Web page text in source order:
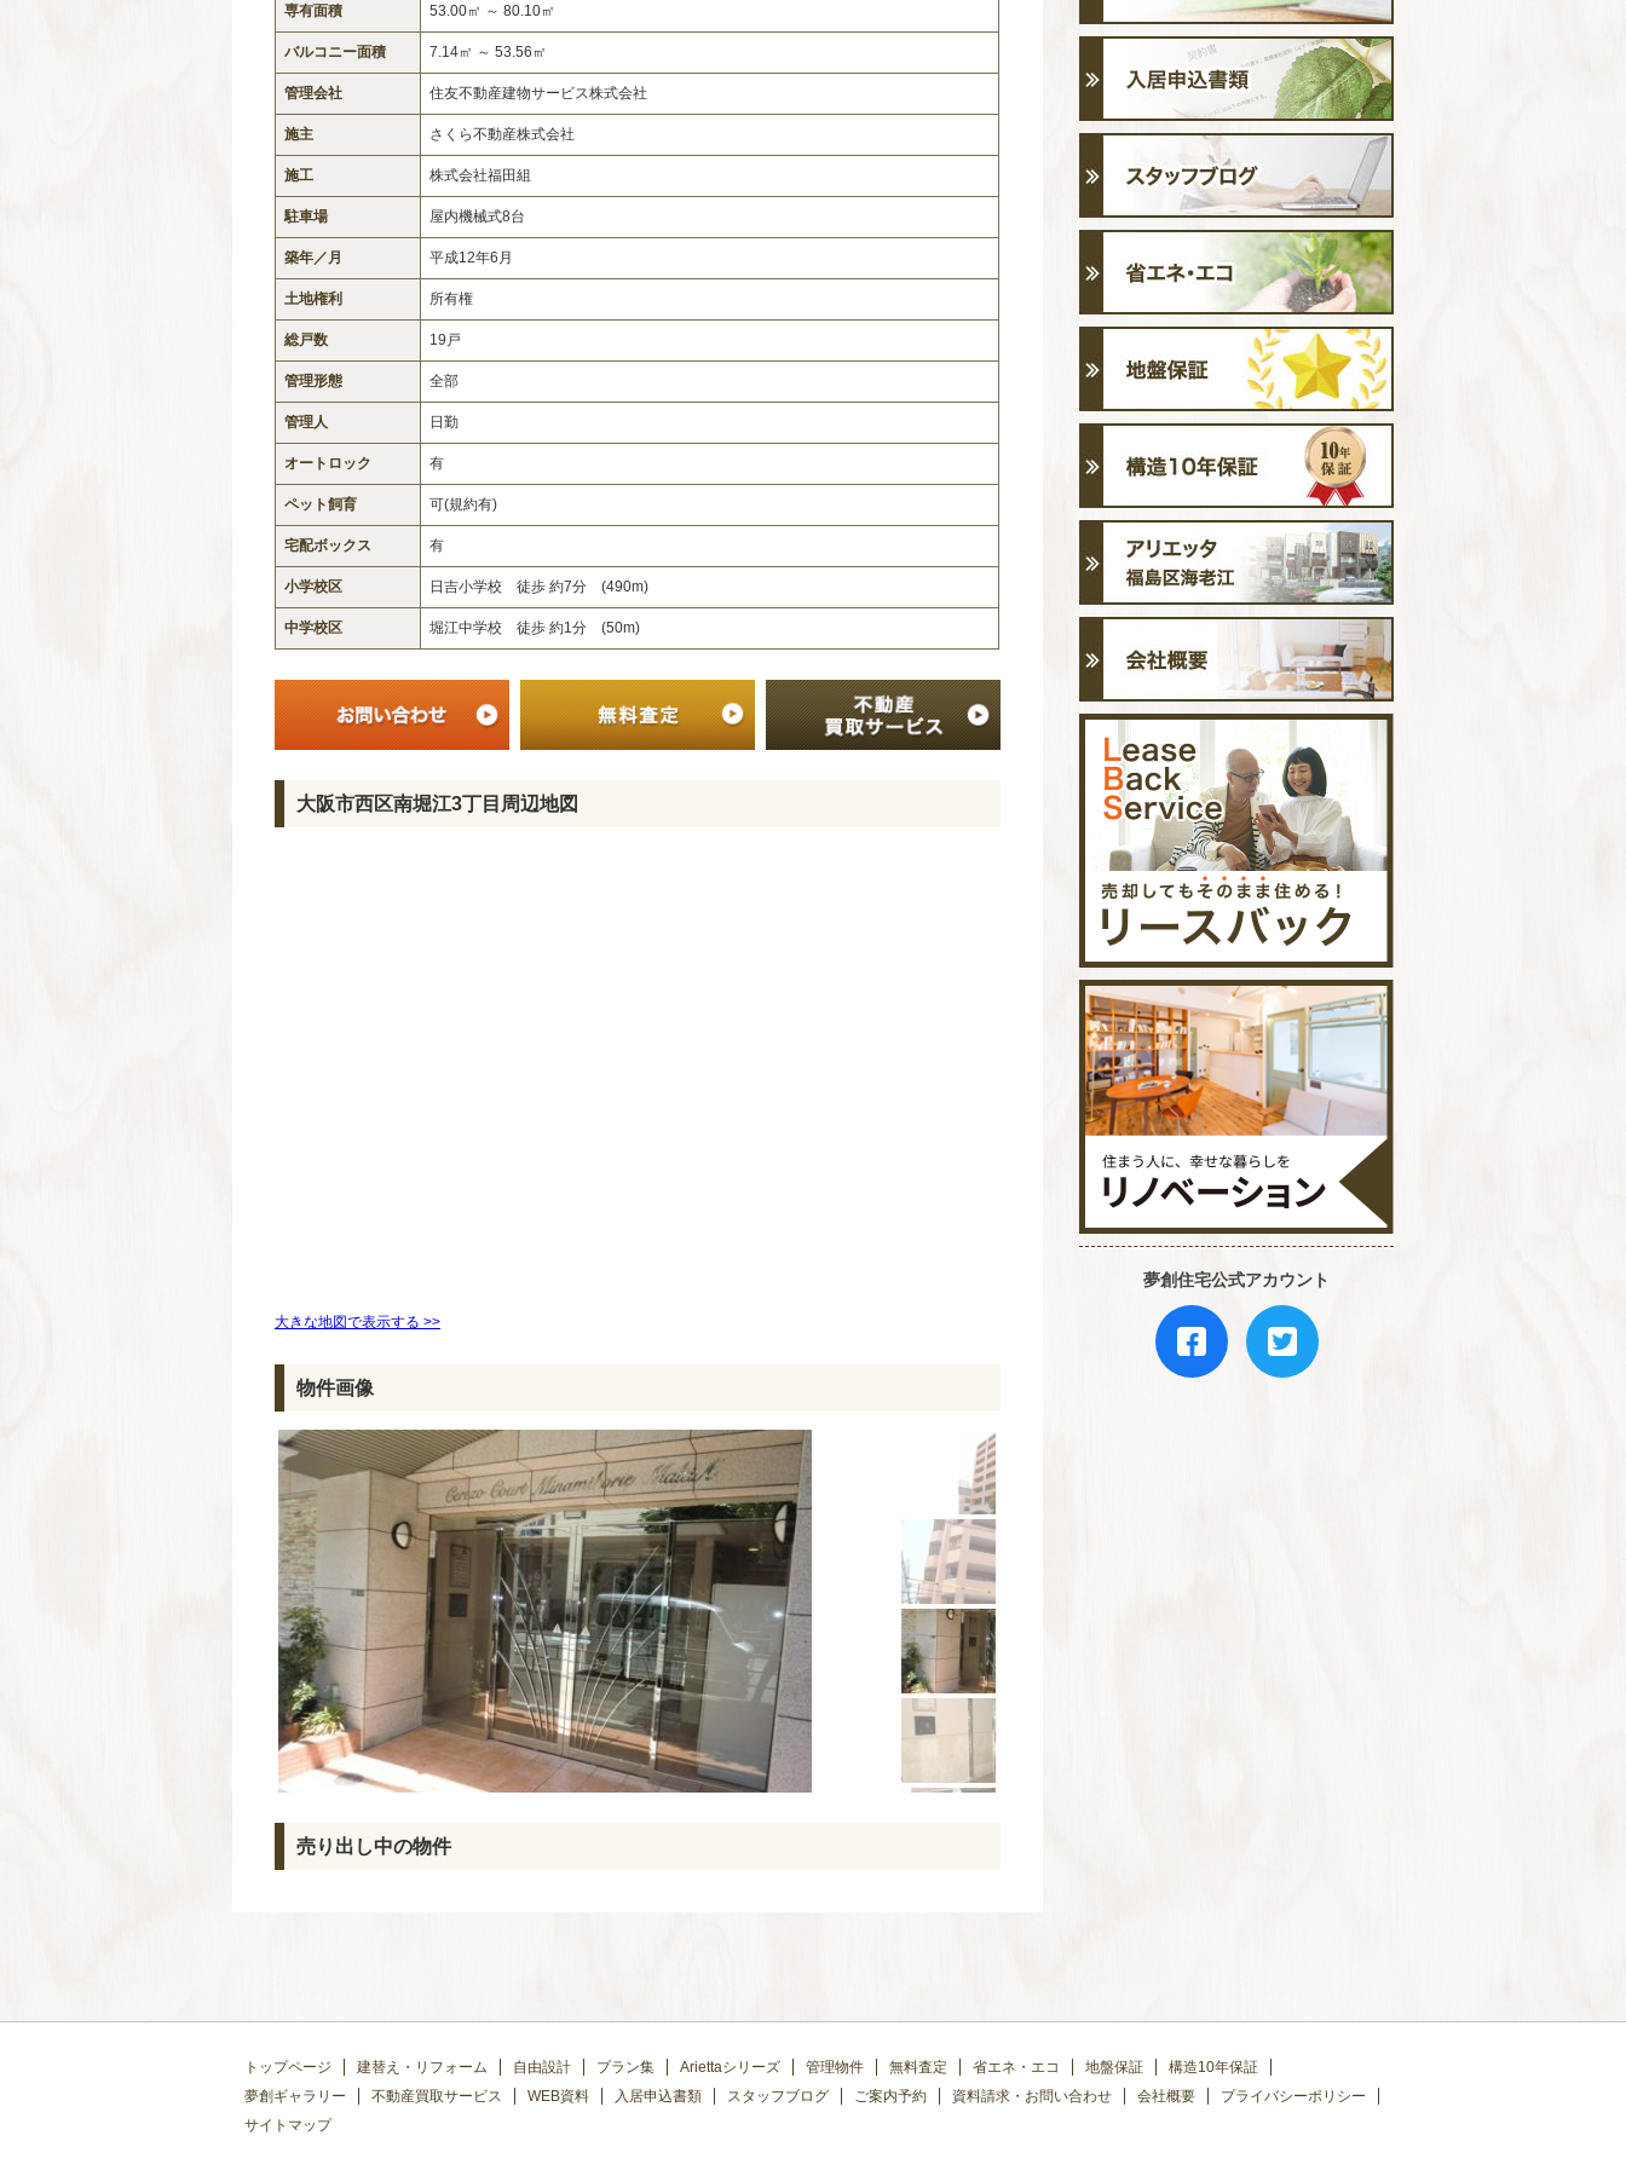
専有面積 53.00㎡ ～ 80.10㎡
バルコニー面積 7.14㎡ ～ 53.56㎡
管理会社 住友不動産建物サービス株式会社
施主 さくら不動産株式会社
施工 株式会社福田組
駐車場 屋内機械式8台
築年／月 平成12年6月
土地権利 所有権
総戸数 19戸
管理形態 全部
管理人 日勤
オートロック 有
ペット飼育 可(規約有)
宅配ボックス 有
小学校区 日吉小学校 徒歩 約7分 (490m)
中学校区 堀江中学校 徒歩 約1分 (50m)
大阪市西区南堀江3丁目周辺地図
大きな地図で表示する >>
物件画像
売り出し中の物件
夢創住宅公式アカウント
トップページ 建替え・リフォーム 自由設計 プラン集 Ariettaシリーズ 管理物件 無料査定 省エネ・エコ 地盤保証
構造10年保証
夢創ギャラリー
不動産買取サービス WEB資料 入居申込書類 スタッフブログ ご案内予約 資料請求・お問い合わせ 会社概要
プライバシーポリシー
サイトマップ